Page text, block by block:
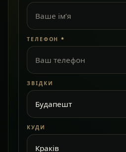
ТЕЛЕФОН *
ЗВІДКИ
КУДИ